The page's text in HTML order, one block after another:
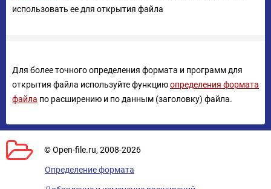
использовать ее для открытия файла
Для более точного определения формата и программ для
открытия файла используйте функциюопределения формата
файла по расширению и по данным (заголовку) файла.
© Open-file.ru, 2008-2026
Определение формата